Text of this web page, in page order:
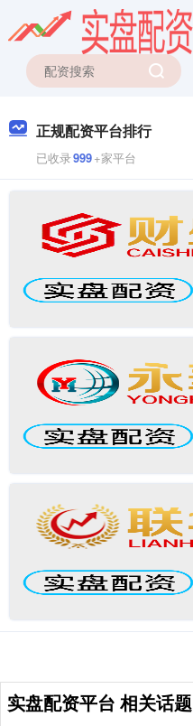
正规配资平台排行
已收录999+家平台
实盘配资平台 相关话题